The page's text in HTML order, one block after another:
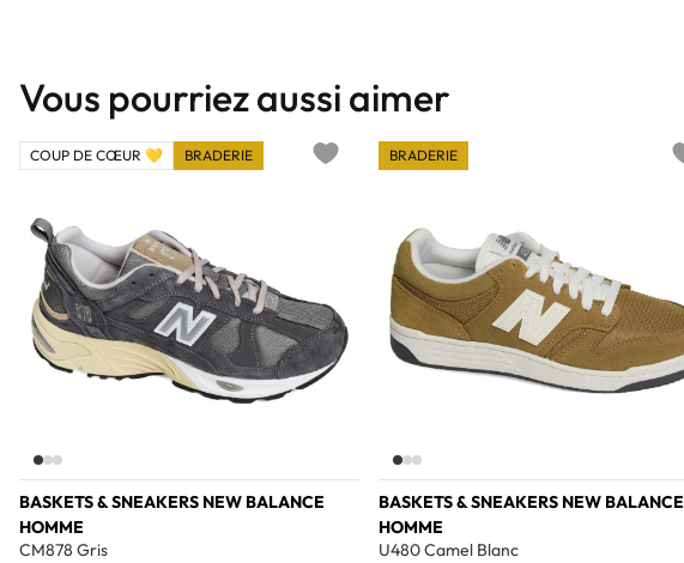
Vous pourriez aussi aimer
BASKETS & SNEAKERS NEW BALANCE
HOMME
CM878 Gris
COUP DE CŒUR 💛 BRADERIE
BASKETS & SNEAKERS NEW BALANCE
HOMME
U480 Camel Blanc
BRADERIE